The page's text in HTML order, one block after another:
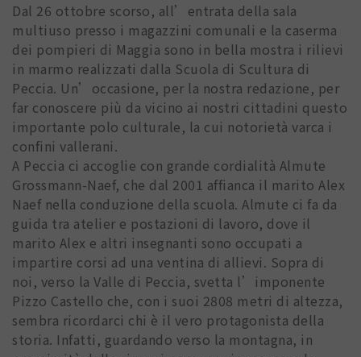
Dal 26 ottobre scorso, all’entrata della sala
multiuso presso i magazzini comunali e la caserma
dei pompieri di Maggia sono in bella mostra i rilievi
in marmo realizzati dalla Scuola di Scultura di
Peccia. Un’occasione, per la nostra redazione, per
far conoscere più da vicino ai nostri cittadini questo
importante polo culturale, la cui notorietà varca i
confini vallerani.
A Peccia ci accoglie con grande cordialità Almute
Grossmann-Naef, che dal 2001 affianca il marito Alex
Naef nella conduzione della scuola. Almute ci fa da
guida tra atelier e postazioni di lavoro, dove il
marito Alex e altri insegnanti sono occupati a
impartire corsi ad una ventina di allievi. Sopra di
noi, verso la Valle di Peccia, svetta l’imponente
Pizzo Castello che, con i suoi 2808 metri di altezza,
sembra ricordarci chi è il vero protagonista della
storia. Infatti, guardando verso la montagna, in